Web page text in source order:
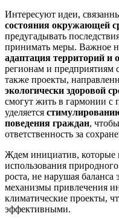
Интересуют идеи,
состояния окружающей
предугадывать
принимать меры. Важное
адаптация территорий и
регионам и предприятиям
также проекты,
экологически здоровой
смогут жить в гармонии с
уделяется
поведения граждан,
ответственность за
Ждем инициатив, которые
использования
роста, не нарушая
механизмы привлечения
климатические проекты,
эффективными.